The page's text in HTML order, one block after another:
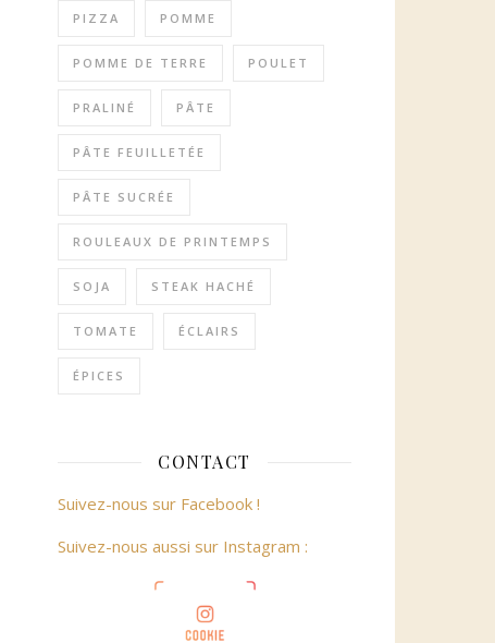
PIZZA POMME
POMME DE TERRE POULET
PRALINÉ PÂTE
PÂTE FEUILLETÉE
PÂTE SUCRÉE
ROULEAUX DE PRINTEMPS
SOJA STEAK HACHÉ
TOMATE ÉCLAIRS
ÉPICES
CONTACT
Suivez-nous sur Facebook !
Suivez-nous aussi sur Instagram :